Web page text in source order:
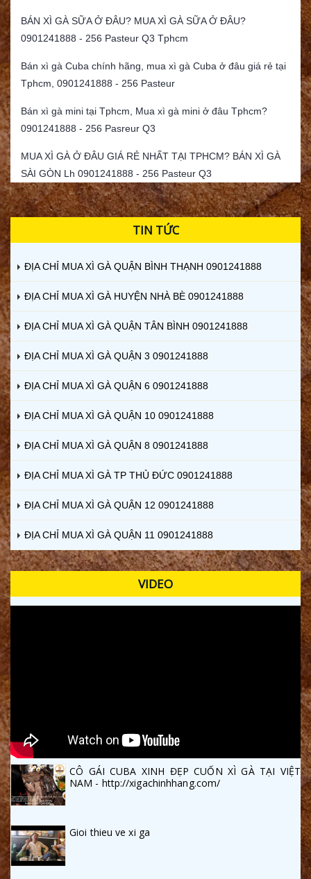
BÁN XÌ GÀ SỮA Ở ĐÂU? MUA XÌ GÀ SỮA Ở ĐÂU?
0901241888 - 256 Pasteur Q3 Tphcm
Bán xì gà Cuba chính hãng, mua xì gà Cuba ở đâu giá rẻ tại
Tphcm, 0901241888 - 256 Pasteur
Bán xì gà mini tại Tphcm, Mua xì gà mini ở đâu Tphcm?
0901241888 - 256 Pasreur Q3
MUA XÌ GÀ Ở ĐÂU GIÁ RẺ NHẤT TẠI TPHCM? BÁN XÌ GÀ
SÀI GÒN Lh 0901241888 - 256 Pasteur Q3
TIN TỨC
ĐỊA CHỈ MUA XÌ GÀ QUẬN BÌNH THẠNH 0901241888
ĐỊA CHỈ MUA XÌ GÀ HUYỆN NHÀ BÈ 0901241888
ĐỊA CHỈ MUA XÌ GÀ QUẬN TÂN BÌNH 0901241888
ĐỊA CHỈ MUA XÌ GÀ QUẬN 3 0901241888
ĐỊA CHỈ MUA XÌ GÀ QUẬN 6 0901241888
ĐỊA CHỈ MUA XÌ GÀ QUẬN 10 0901241888
ĐỊA CHỈ MUA XÌ GÀ QUẬN 8 0901241888
ĐỊA CHỈ MUA XÌ GÀ TP THỦ ĐỨC 0901241888
ĐỊA CHỈ MUA XÌ GÀ QUẬN 12 0901241888
ĐỊA CHỈ MUA XÌ GÀ QUẬN 11 0901241888
VIDEO
CÔ GÁI CUBA XINH ĐẸP CUỐN XÌ GÀ TẠI VIỆT
NAM - http://xigachinhhang.com/
Gioi thieu ve xi ga